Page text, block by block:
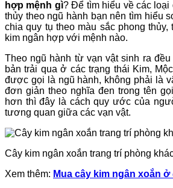
hợp mệnh gì? Để tìm hiểu về các loại
thủy theo ngũ hành bạn nên tìm hiểu
chia quy tụ theo màu sắc phong
kim ngân hợp với mệnh nào.
Theo ngũ hành từ vạn vật sinh ra
bản trải qua ở các trạng thái Kim,
được gọi là ngũ hành, không phải là
đơn giản theo nghĩa đen trong tên
hơn thì đây là cách quy ước của
tương quan giữa các vạn vật.
Cây kim ngân xoắn trang trí phòng
Xem thêm: Mua cây kim ngân xoắn ở